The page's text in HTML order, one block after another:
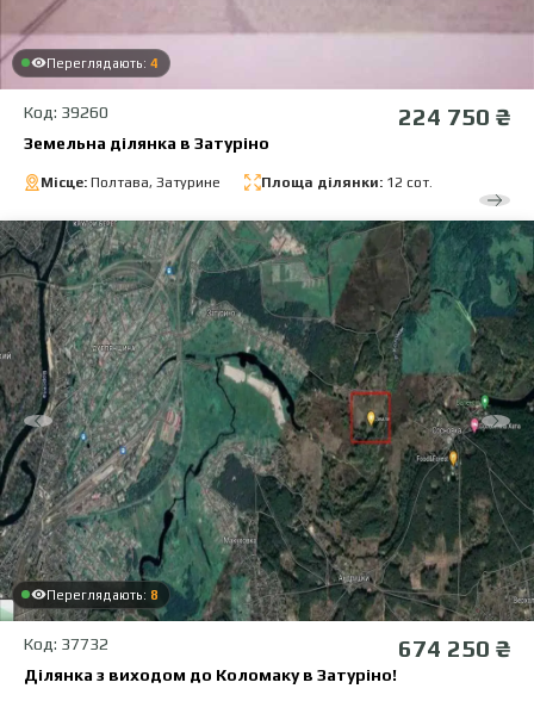
Переглядають: 4
Код: 39260 224 750 ₴
Земельна ділянка в Затуріно
Місце: Полтава, Затурине Площа ділянки: 12 сот.
Переглядають: 8
Код: 37732 674 250 ₴
Ділянка з виходом до Коломаку в Затуріно!